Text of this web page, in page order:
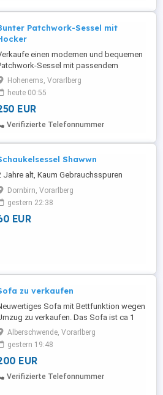
Patchwork-Sessel mit
einen modernen und bequemen
Sessel mit passendem
Der Sessel ist ein echter
und eignet sich perfekt für das
Schlafzimmer oder eine
Er befindet sich in einem sehr
gebrauchten Zustand und ist
...
Hohenems, Vorarlberg
heute 00:55
EUR
Verifizierte Telefonnummer
Shawwn
Jahre alt, Kaum Gebrauchsspuren
Dornbirn, Vorarlberg
gestern 22:38
EUR
zu verkaufen
Sofa mit Bettfunktion wegen
zu verkaufen. Das Sofa ist ca 1
alt und in gutem Zustand. Maße:
ist 2.3 m, breite ist 1.5m. Preis ist
Nur Abholung.
Alberschwende, Vorarlberg
gestern 19:48
EUR
Verifizierte Telefonnummer